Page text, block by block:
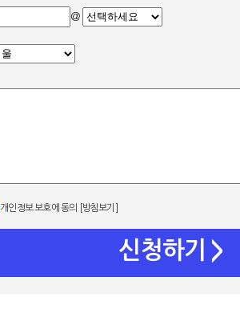
@
개인정보 보호에 동의 [방침보기]
신청하기 >